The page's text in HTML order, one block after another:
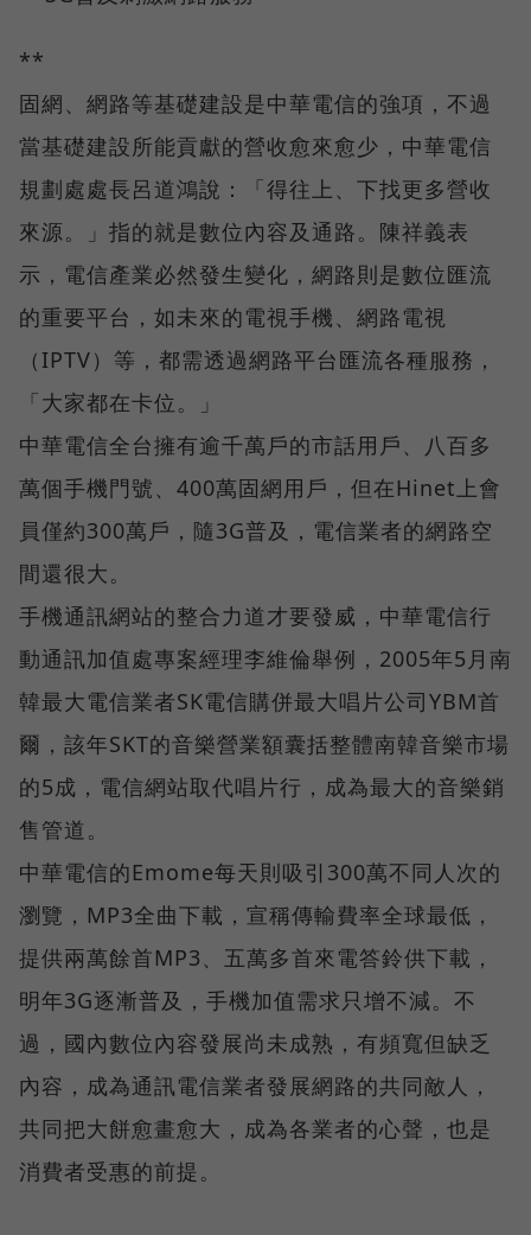
**
固網、網路等基礎建設是中華電信的強項，不過
當基礎建設所能貢獻的營收愈來愈少，中華電信
規劃處處長呂道鴻說：「得往上、下找更多營收
來源。」指的就是數位內容及通路。陳祥義表
示，電信產業必然發生變化，網路則是數位匯流
的重要平台，如未來的電視手機、網路電視
（IPTV）等，都需透過網路平台匯流各種服務，
「大家都在卡位。」
中華電信全台擁有逾千萬戶的市話用戶、八百多
萬個手機門號、400萬固網用戶，但在Hinet上會
員僅約300萬戶，隨3G普及，電信業者的網路空
間還很大。
手機通訊網站的整合力道才要發威，中華電信行
動通訊加值處專案經理李維倫舉例，2005年5月南
韓最大電信業者SK電信購併最大唱片公司YBM首
爾，該年SKT的音樂營業額囊括整體南韓音樂市場
的5成，電信網站取代唱片行，成為最大的音樂銷
售管道。
中華電信的Emome每天則吸引300萬不同人次的
瀏覽，MP3全曲下載，宣稱傳輸費率全球最低，
提供兩萬餘首MP3、五萬多首來電答鈴供下載，
明年3G逐漸普及，手機加值需求只增不減。不
過，國內數位內容發展尚未成熟，有頻寬但缺乏
內容，成為通訊電信業者發展網路的共同敵人，
共同把大餅愈畫愈大，成為各業者的心聲，也是
消費者受惠的前提。